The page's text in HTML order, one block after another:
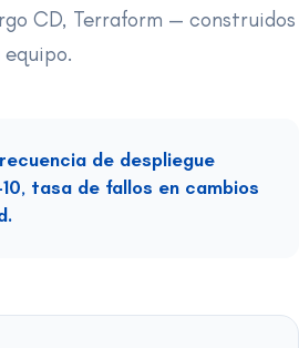
CD, Terraform — construidos
de despliegue
tasa de fallos en cambios